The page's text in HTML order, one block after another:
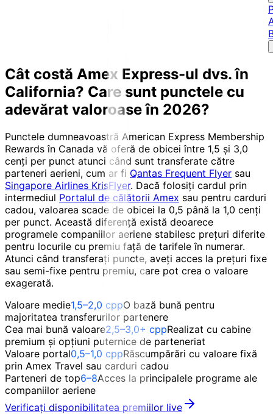
Cât costă Amex Express-ul dvs. în
California? Care sunt punctele cu
adevărat valoroase în 2026?
Punctele dumneavoastră American Express Membership
Rewards în Canada vă oferă de obicei între 1,5 și 3,0
cenți per punct atunci când sunt transferate către
parteneri aerieni, cum ar fi Qantas Frequent Flyer sau
Singapore Airlines KrisFlyer. Dacă folosiți cardul prin
intermediul Portalul de călătorii Amex sau pentru carduri
cadou, valoarea scade de obicei la 0,5 până la 1,0 cenți
per punct. Această diferență există deoarece
programele companiilor aeriene stabilesc prețuri diferite
pentru locurile cu premiu față de tarifele în numerar.
Atunci când transferați puncte, aveți acces la prețuri fixe
sau semi-fixe pentru premiu, care pot crea o valoare
exagerată.
Valoare medie1,5–2,0 cppO bază bună pentru
majoritatea transferurilor partenere
Cea mai bună valoare2,5–3,0+ cppRealizat cu cabine
premium și opțiuni puternice de parteneriat
Valoare portal0,5–1,0 cppRăscumpărări cu valoare fixă
prin Amex Travel sau carduri cadou
Parteneri de top6–8Acces la principalele programe ale
companiilor aeriene
Verificați disponibilitatea premiilor live